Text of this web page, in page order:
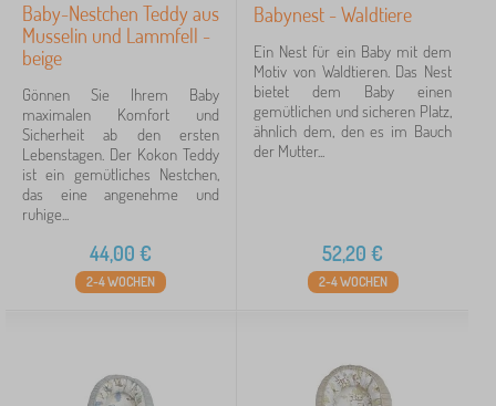
Gelb
1
mehr...
>
Preis
44 €55 €
Verfügbarkeit
Baby-Nestchen Teddy aus
Musselin und Lammfell -
beige
Gönnen Sie Ihrem Baby
maximalen Komfort und
Sicherheit ab den ersten
Lebenstagen. Der Kokon Teddy
ist ein gemütliches Nestchen,
das eine angenehme und
ruhige...
44,00 €
2-4 WOCHEN
Babynest - Waldtiere
Ein Nest für ein Baby mit dem
Motiv von Waldtieren. Das Nest
bietet dem Baby einen
gemütlichen und sicheren Platz,
ähnlich dem, den es im Bauch
der Mutter...
52,20 €
2-4 WOCHEN